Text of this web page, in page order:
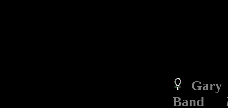
Gary
Band